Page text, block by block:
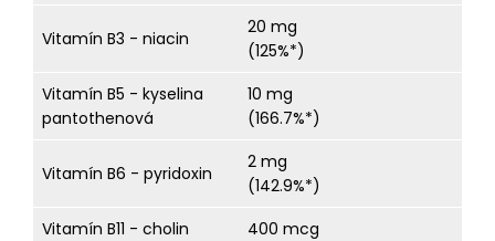
Vitamín B3 - niacin
20 mg
(125%*)
Vitamín B5 - kyselina
pantothenová
10 mg
(166.7%*)
Vitamín B6 - pyridoxin
2 mg
(142.9%*)
Vitamín B11 - cholin
400 mcg